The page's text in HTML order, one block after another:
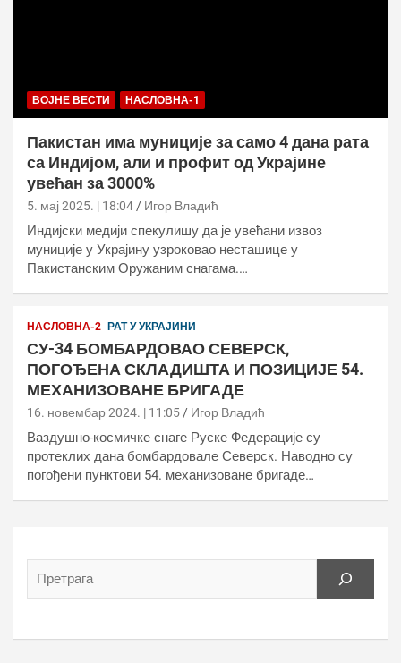
ВОЈНЕ ВЕСТИ НАСЛОВНА-1
Пакистан има муниције за само 4 дана рата
са Индијом, али и профит од Украјине
увећан за 3000%
5. мај 2025. | 18:04 Игор Владић
Индијски медији спекулишу да је увећани извоз
муниције у Украјину узроковао несташице у
Пакистанским Оружаним снагама.…
НАСЛОВНА-2 РАТ У УКРАЈИНИ
СУ-34 БОМБАРДОВАО СЕВЕРСК,
ПОГОЂЕНА СКЛАДИШТА И ПОЗИЦИЈЕ 54.
МЕХАНИЗОВАНЕ БРИГАДЕ
16. новембар 2024. | 11:05 Игор Владић
Ваздушно-космичке снаге Руске Федерације су
протеклих дана бомбардовале Северск. Наводно су
погођени пунктови 54. механизоване бригаде…